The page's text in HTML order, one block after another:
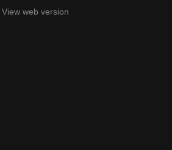
View web version